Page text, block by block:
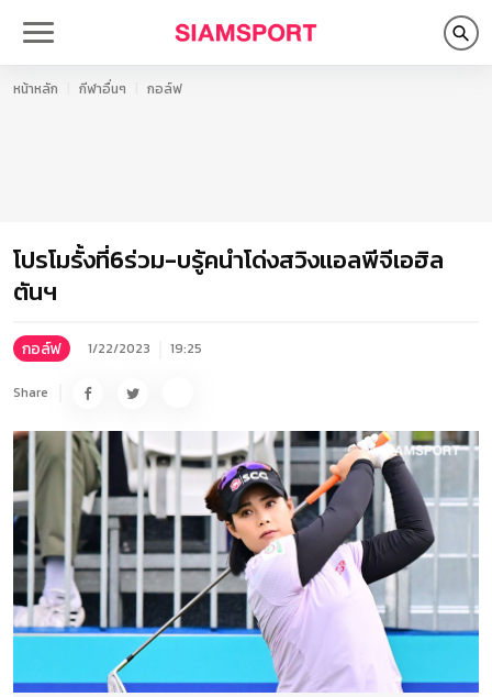
หน้าหลัก กีฬาอื่นๆ กอล์ฟ
โปรโมรั้งที่6ร่วม-บรู้คนำโด่งสวิงแอลพีจีเอฮิล
ตันฯ
กอล์ฟ 1/22/2023 19:25
Share